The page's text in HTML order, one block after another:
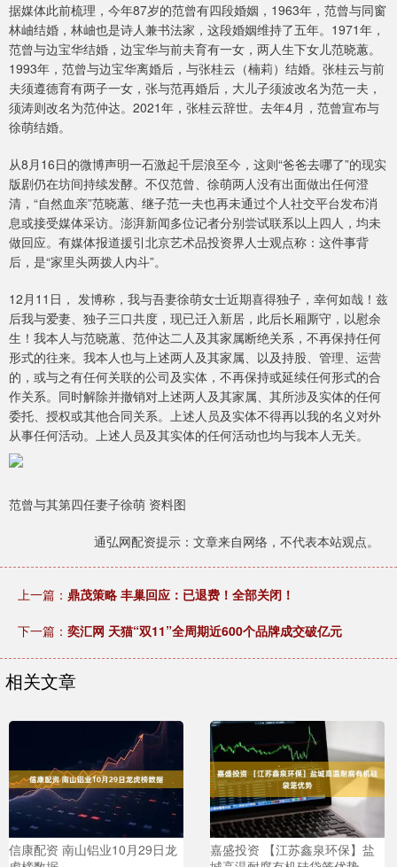
据媒体此前梳理，今年87岁的范曾有四段婚姻，1963年，范曾与同窗
林岫结婚，林岫也是诗人兼书法家，这段婚姻维持了五年。1971年，
范曾与边宝华结婚，边宝华与前夫育有一女，两人生下女儿范晓蕙。
1993年，范曾与边宝华离婚后，与张桂云（楠莉）结婚。张桂云与前
夫须遵德育有两子一女，张与范再婚后，大儿子须波改名为范一夫，
须涛则改名为范仲达。2021年，张桂云辞世。去年4月，范曾宣布与
徐萌结婚。
从8月16日的微博声明一石激起千层浪至今，这则“爸爸去哪了”的现实
版剧仍在坊间持续发酵。不仅范曾、徐萌两人没有出面做出任何澄
清，“自然血亲”范晓蕙、继子范一夫也再未通过个人社交平台发布消
息或接受媒体采访。澎湃新闻多位记者分别尝试联系以上四人，均未
做回应。有媒体报道援引北京艺术品投资界人士观点称：这件事背
后，是“家里头两拨人内斗”。
12月11日， 发博称，我与吾妻徐萌女士近期喜得独子，幸何如哉！兹
后我与爱妻、独子三口共度，现已迁入新居，此后长厢厮守，以慰余
生！我本人与范晓蕙、范仲达二人及其家属断绝关系，不再保持任何
形式的往来。我本人也与上述两人及其家属、以及持股、管理、运营
的，或与之有任何关联的公司及实体，不再保持或延续任何形式的合
作关系。同时解除并撤销对上述两人及其家属、其所涉及实体的任何
委托、授权或其他合同关系。上述人员及实体不得再以我的名义对外
从事任何活动。上述人员及其实体的任何活动也均与我本人无关。
范曾与其第四任妻子徐萌 资料图
通弘网配资提示：文章来自网络，不代表本站观点。
上一篇： 鼎茂策略 丰巢回应：已退费！全部关闭！
下一篇： 奕汇网 天猫“双11”全周期近600个品牌成交破亿元
相关文章
信康配资 南山铝业10月29日龙
嘉盛投资 【江苏鑫泉环保】盐